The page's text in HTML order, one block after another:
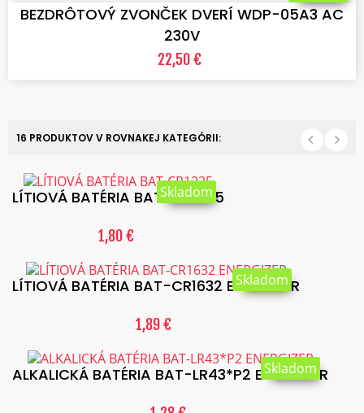
BEZDRÔTOVÝ ZVONČEK DVERÍ WDP-05A3 AC
230V
22,50 €
16 PRODUKTOV V ROVNAKEJ KATEGÓRII:
LÍTIOVÁ BATÉRIA BAT-CR1225
1,80 €
Skladom
LÍTIOVÁ BATÉRIA BAT-CR1632 ENERGIZER
1,89 €
Skladom
ALKALICKÁ BATÉRIA BAT-LR43*P2 ENERGIZER
Skladom